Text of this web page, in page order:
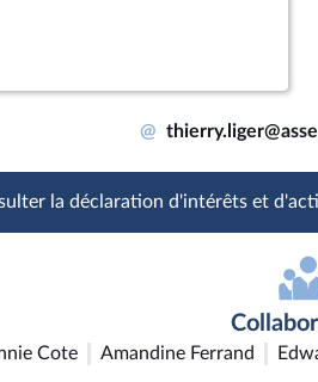
@
la déclaration d'intérêts et
Cote Amandine Ferrand